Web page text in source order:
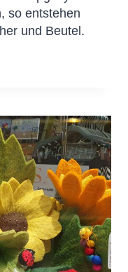
so entstehen
und Beutel.